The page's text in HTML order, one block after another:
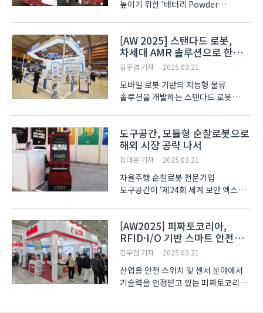
높이기 위한 ‘배터리 Powder
개최된다. 고차폐 이송 시스템과 공정
간 연계성 향상 기술을 중심으로,
글로벌 분체 처리 전문 기업 ..
[AW 2025] 스탠다드 로봇,
차세대 AMR 솔루션으로 한국
물류시장 정조준
김우겸 기자 2025.03.21
모바일 로봇 기반의 지능형 물류
솔루션을 개발하는 스탠다드 로봇
스마트공장·자동화산업전
2025(Smart Factory+Automation
World 2025, AW 2025)에 참가해
차세대 AMR(자율이..
도구공간, 모듈형 순찰로봇으로
해외 시장 공략 나서
김대은 기자 2025.03.21
자율주행 순찰로봇 전문기업
도구공간이 ‘제24회 세계 보안 엑스포
순찰로봇 모델인 ‘로브제(Robjet)
S4’를 선보였다. 도구공간의 로브제
로봇은 자율주행 구동부를 기반으로
기..
[AW2025] 피짜토코리아,
RFID·I/O 기반 스마트 안전
시스템으로 한국 시장 공략 가속
김우겸 기자 2025.03.21
산업용 안전 스위치 및 센서 분야에서
기술력을 인정받고 있는 피짜토코리아